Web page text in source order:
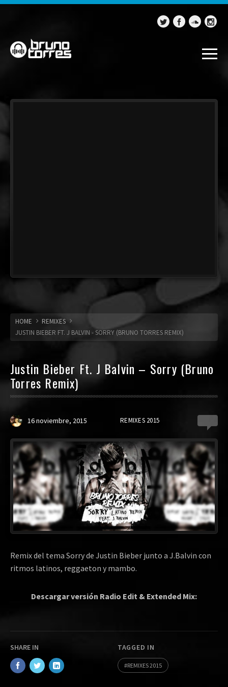
HOME
REMIXES
JUSTIN BIEBER FT. J BALVIN - SORRY (BRUNO TORRES REMIX)
Justin Bieber Ft. J Balvin – Sorry (Bruno
Torres Remix)
16 noviembre, 2015 REMIXES 2015
Remix del tema Sorry de Justin Bieber junto a J.Balvin con
ritmos latinos, reggaeton y mambo.
Descargar versión Radio Edit & Extended Mix:
SHARE IN TAGGED IN
REMIXES 2015